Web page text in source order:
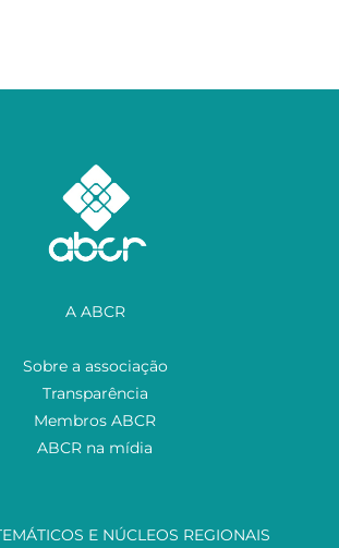
A ABCR
Sobre a associação
Transparência
Membros ABCR
ABCR na mídia
E NÚCLEOS REGIONAIS